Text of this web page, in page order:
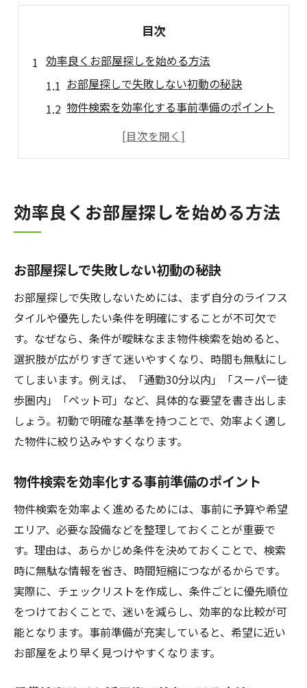
目次
効率良くお部屋探しを始める方法
お部屋探しで失敗しない初動の秘訣
物件検索を効率化する事前準備のポイント
賃貸検索サイト活用術で差をつける方法
物件検索で理想条件を見つけるコツ
理想の賃貸物件を探す条件整理の方法
お部屋探しで押さえたい賃貸検索機能
賃貸サイトランキングの活用ポイント
部屋探しを成功に導くチェックリスト
賃貸サイトを使いこなすお部屋探し術
賃貸サイト活用でお部屋探しを効率化
複数の賃貸検索サービスの特徴を比較
物件探しおすすめサイトの見極め方
便利な検索機能で理想の部屋を発見
今注目の賃貸検索で快適生活を実現
話題の賃貸検索でお部屋探しを楽しく
新生活を叶える物件探しおすすめ手法
賃貸検索で快適な暮らしを始める秘訣
お部屋探しで人気の賃貸サイト徹底比較
賃貸物件検索の最新トレンドを押さえる
おすすめ物件探しサイトの賢い選び方
お部屋探しで参考になる物件探しサイト
効率良くお部屋探しを始める方法
お部屋探しで失敗しない初動の秘訣
お部屋探しで失敗しないためには、まず自分のライフス
タイルや優先したい条件を明確にすることが不可欠で
す。なぜなら、条件が曖昧なまま物件検索を始めると、
選択肢が広がりすぎて迷いやすくなり、時間も無駄にし
てしまいます。例えば、「通勤30分以内」「スーパー徒
歩圏内」「ペット可」など、具体的な要望を書き出しま
しょう。初動で明確な基準を持つことで、効率よく適し
た物件に絞り込みやすくなります。
物件検索を効率化する事前準備のポイント
物件検索を効率よく進めるためには、事前に予算や希望
エリア、必要な設備などを整理しておくことが重要で
す。理由は、あらかじめ条件を決めておくことで、検索
時に無駄な情報を省き、時間短縮につながるからです。
実際に、チェックリストを作成し、条件ごとに優先順位
をつけておくことで、迷いを減らし、効率的な比較が可
能となります。事前準備が充実していると、希望に近い
お部屋をより早く見つけやすくなります。